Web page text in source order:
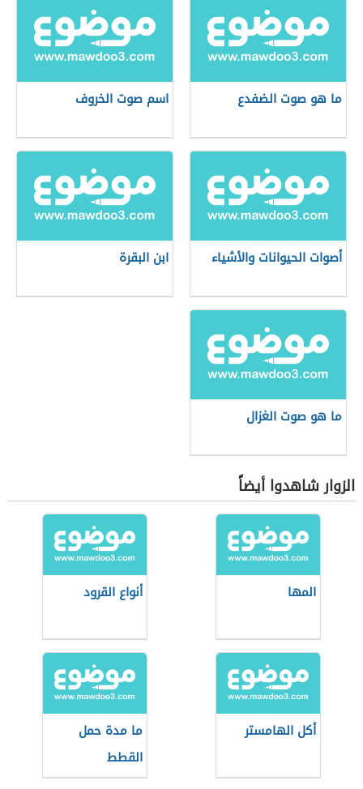
ما هو صوت الضفدع اسم صوت الخروف
أصوات الحيوانات والأشياء ابن البقرة
ما هو صوت الغزال
الزوار شاهدوا أيضاً
المها أنواع القرود
أكل الهامستر
ما مدة حمل
القطط